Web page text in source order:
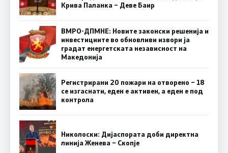
Крива Паланка – Деве Баир
ВМРО-ДПМНЕ: Новите законски решенија и
инвестициите во обновливи извори ја
градат енергетската независност на
Македонија
Регистрирани 20 пожари на отворено – 18
се изгаснати, еден е активен, а еден е под
контрола
Николоски: Дијаспората доби директна
линија Женева – Скопје